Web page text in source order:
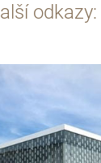
odkazy: